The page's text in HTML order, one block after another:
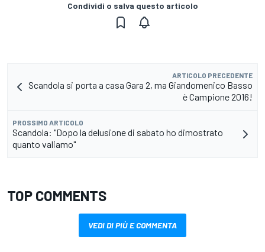
Condividi o salva questo articolo
ARTICOLO PRECEDENTE
Scandola si porta a casa Gara 2, ma Giandomenico Basso
è Campione 2016!
PROSSIMO ARTICOLO
Scandola: "Dopo la delusione di sabato ho dimostrato
quanto valiamo"
TOP COMMENTS
VEDI DI PIÙ E COMMENTA